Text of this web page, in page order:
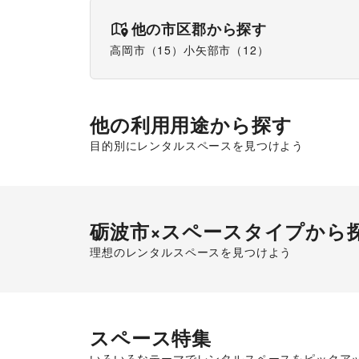
他の市区郡から探す
高岡市 （15） 小矢部市 （ 12 ）
他の利用用途から探す
目的別にレンタルスペースを見つけよう
砺波市×スペースタイプから
理想のレンタルスペースを見つけよう
スペース特集